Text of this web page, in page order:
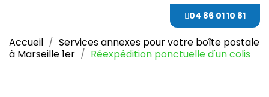
04 86 01 10 81
Accueil
Services annexes pour votre boîte postale
à Marseille 1er
Réexpédition ponctuelle d'un colis